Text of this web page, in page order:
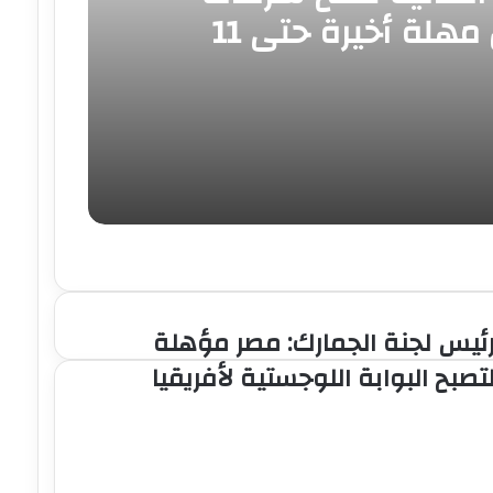
التأمين مهلة أخيرة حتى 11
رئيس
الجمارك:
رئيس لجنة الجمارك: مصر مؤهلة
لتصبح البوابة اللوجستية لأفريقيا